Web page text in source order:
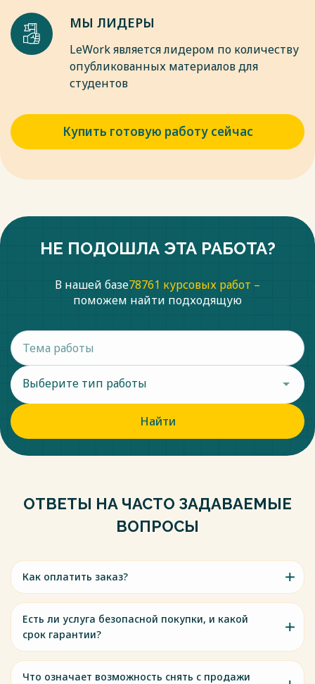
МЫ ЛИДЕРЫ
LeWork является лидером по количеству
опубликованных материалов для
студентов
Купить готовую работу сейчас
НЕ ПОДОШЛА ЭТА РАБОТА?
В нашей базе78761 курсовых работ –
поможем найти подходящую
Выберите тип работы
Найти
ОТВЕТЫ НА ЧАСТО ЗАДАВАЕМЫЕ
ВОПРОСЫ
Как оплатить заказ?
Есть ли услуга безопасной покупки, и какой
срок гарантии?
Что означает возможность снять с продажи